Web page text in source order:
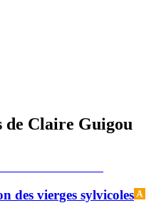
de Claire Guigou
des vierges sylvicoles